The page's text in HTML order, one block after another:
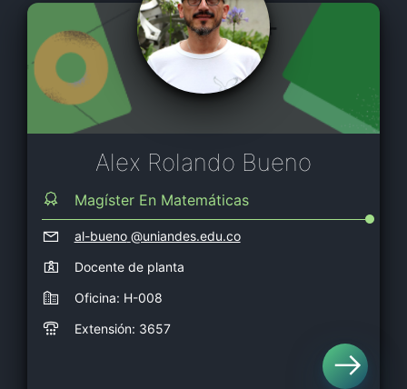
Alex Rolando Bueno
Magíster En Matemáticas
al-bueno @uniandes.edu.co
Docente de planta
Oficina: H-008
Extensión: 3657